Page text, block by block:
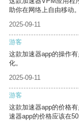
助你在网络上自由移动。
2025-09-11
游客
这款加速器app的操作
化。
2025-09-11
游客
这款加速器app的价格
速器app的价格应该在